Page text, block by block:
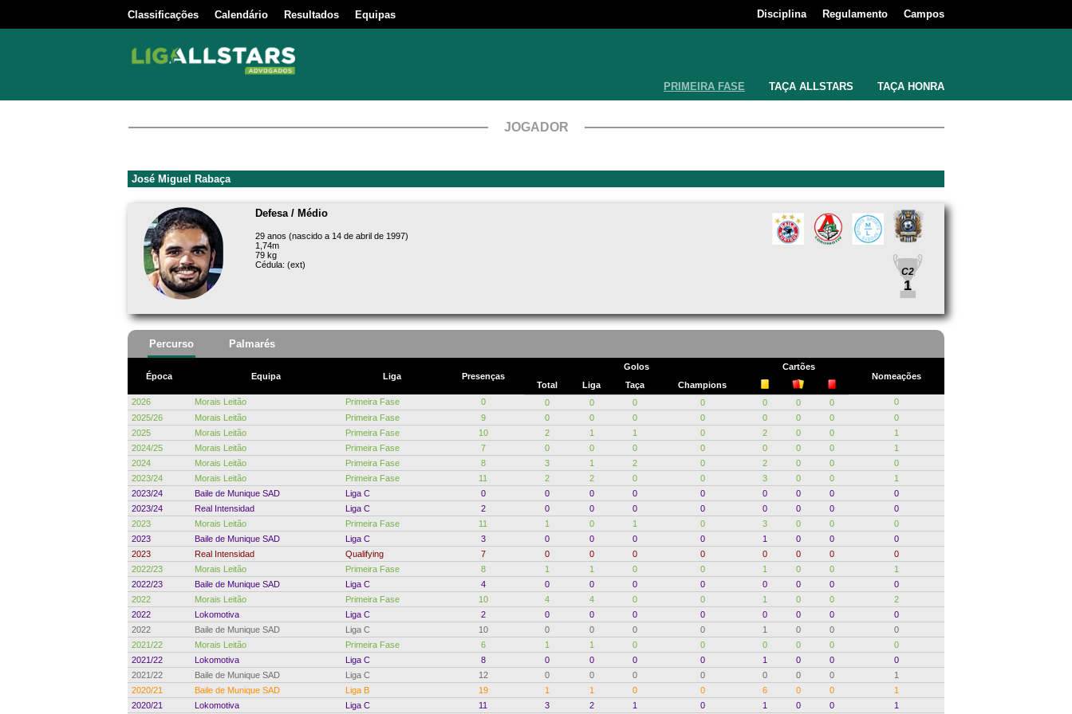
Classificações Calendário Resultados Equipas Disciplina Regulamento Campos
PRIMEIRA FASE TAÇA ALLSTARS TAÇA HONRA
JOGADOR
José Miguel Rabaça
Defesa / Médio
29 anos (nascido a 14 de abril de 1997)
1,74m
79 kg
Cédula: (ext)
C2
1
Percurso Palmarés
Época Equipa Liga Presenças
Golos
Cartões
Nomeações
Total
Liga Taça
Champions
2026
Morais Leitão Primeira Fase 0 0 0 0 0 0 0 0
0
2025/26
Morais Leitão Primeira Fase 9 0 0 0 0 0 0 0
0
2025
Morais Leitão Primeira Fase 10 2 1 1 0 2 0 0
1
2024/25
Morais Leitão Primeira Fase 7 0 0 0 0 0 0 0
1
2024
Morais Leitão Primeira Fase 8 3 1 2 0 2 0 0
0
2023/24
Morais Leitão Primeira Fase 11 2 2 0 0 3 0 0
1
2023/24
Baile de Munique SAD Liga C 0 0 0 0 0 0 0 0
0
2023/24
Real Intensidad Liga C 2 0 0 0 0 0 0 0
0
2023
Morais Leitão Primeira Fase 11 1 0 1 0 3 0 0
0
2023
Baile de Munique SAD Liga C 3 0 0 0 0 1 0 0
0
2023
Real Intensidad Qualifying 7 0 0 0 0 0 0 0
0
2022/23
Morais Leitão Primeira Fase 8 1 1 0 0 1 0 0
1
2022/23
Baile de Munique SAD Liga C 4 0 0 0 0 0 0 0
0
2022
Morais Leitão Primeira Fase 10 4 4 0 0 1 0 0
2
2022
Lokomotiva Liga C 2 0 0 0 0 0 0 0
0
2022
Baile de Munique SAD Liga C 10 0 0 0 0 1 0 0
0
2021/22
Morais Leitão Primeira Fase 6 1 1 0 0 0 0 0
0
2021/22
Lokomotiva Liga C 8 0 0 0 0 1 0 0
0
2021/22
Baile de Munique SAD Liga C 12 0 0 0 0 0 0 0
1
2020/21
Baile de Munique SAD Liga B 19 1 1 0 0 6 0 0
1
2020/21
Lokomotiva Liga C 11 3 2 1 0 1 0 0 1